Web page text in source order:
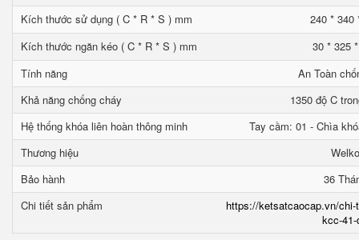
Kích thước sử dụng ( C * R * S ) mm
240 * 340
Kích thước ngăn kéo ( C * R * S ) mm
30 * 325
Tính năng
An Toàn
Khả năng chống cháy
1350 độ C
Hệ thống khóa liên hoàn thông minh
Tay cầm: 01 - Chìa
Thương hiệu
Welko
Bảo hành
36
Chi tiết sản phẩm
https://ketsatcaocap.vn/
kcc-